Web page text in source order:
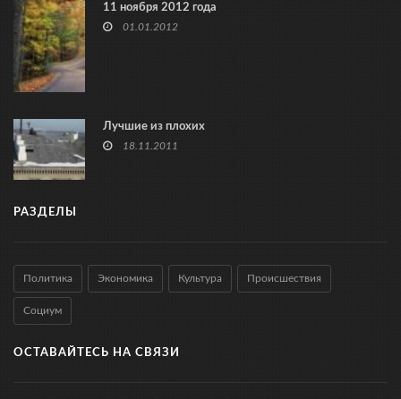
11 ноября 2012 года
01.01.2012
Лучшие из плохих
18.11.2011
РАЗДЕЛЫ
Политика Экономика Культура Происшествия
Социум
ОСТАВАЙТЕСЬ НА СВЯЗИ